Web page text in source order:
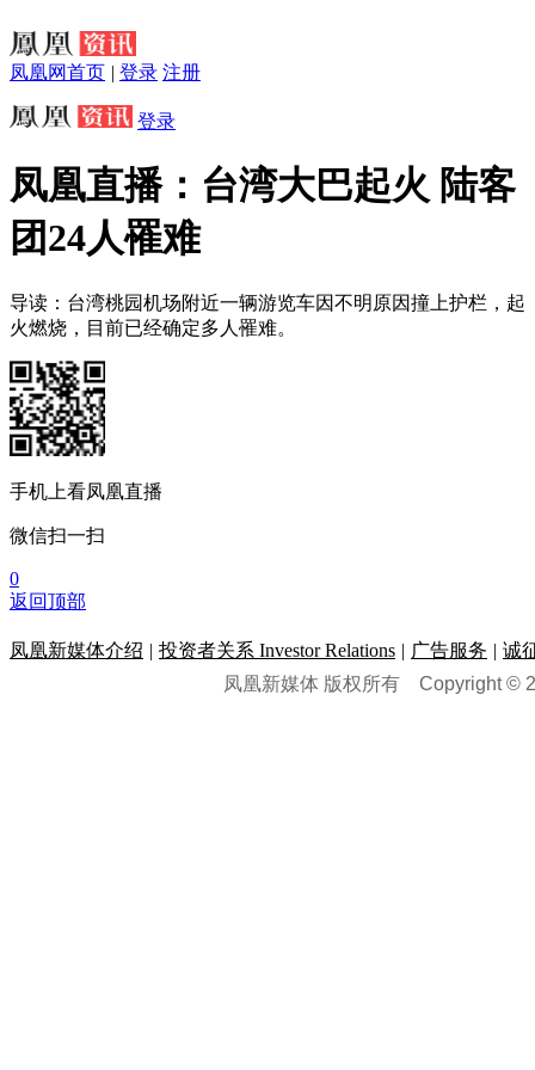
凤凰网首页 | 登录 注册
登录
凤凰直播：台湾大巴起火 陆客
团24人罹难
导读：台湾桃园机场附近一辆游览车因不明原因撞上护栏，起
火燃烧，目前已经确定多人罹难。
手机上看凤凰直播
微信扫一扫
0
返回顶部
凤凰新媒体介绍 | 投资者关系 Investor Relations | 广告服务 | 诚
凤凰新媒体 版权所有 Copyright ©